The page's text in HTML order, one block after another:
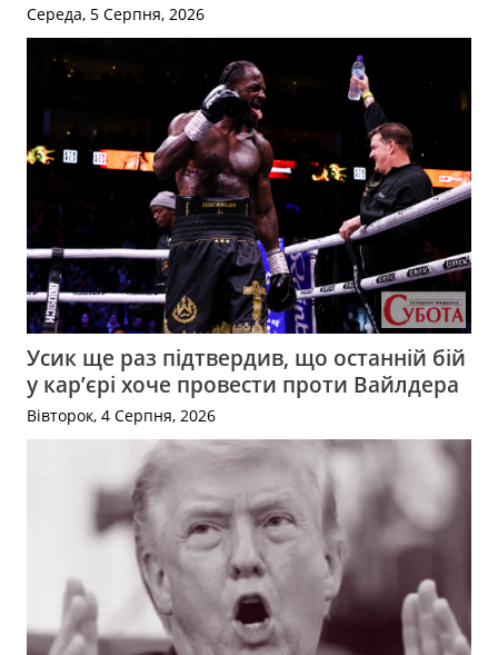
Середа, 5 Серпня, 2026
Усик ще раз підтвердив, що останній бій
у кар’єрі хоче провести проти Вайлдера
Вівторок, 4 Серпня, 2026